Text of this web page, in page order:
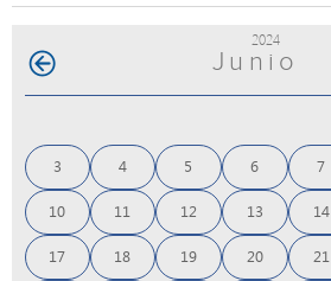
2024
Junio
3 4 5 6 7
10 11 12 13 14
17 18 19 20 21